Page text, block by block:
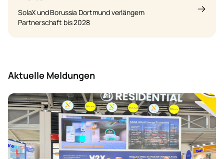
SolaX und Borussia Dortmund verlängern
Partnerschaft bis 2028
Aktuelle Meldungen